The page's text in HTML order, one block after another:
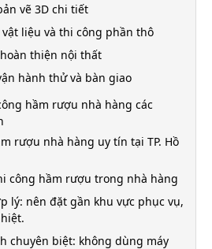
vẽ 3D chi tiết
liệu và thi công phần thô
thiện nội thất
hành thử và bàn giao
hầm rượu nhà hàng các
rượu nhà hàng uy tín tại TP. Hồ
công hầm rượu trong nhà hàng
lý: nên đặt gần khu vực phục vụ,
chuyên biệt: không dùng máy